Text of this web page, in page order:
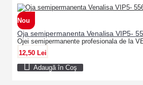
Nou
Oja semipermanenta Venalisa VIP5-
Ojei semipermanente profesionala de la
12,50 Lei
Adaugă în Coş